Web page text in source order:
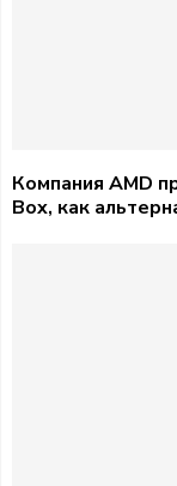
Компания AMD
Box, как